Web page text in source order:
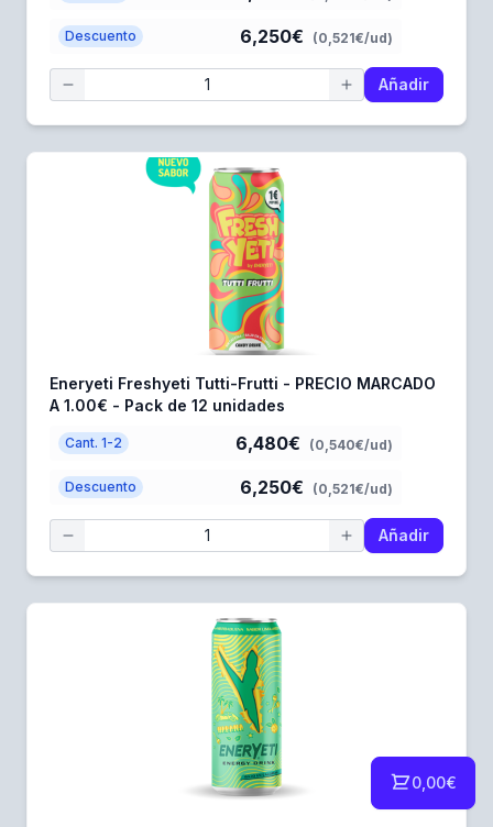
0,00€
Descuento 6,250€ (0,521€/ud)
Añadir
Eneryeti Freshyeti Tutti-Frutti - PRECIO MARCADO
A 1.00€ - Pack de 12 unidades
Cant. 1-2 6,480€ (0,540€/ud)
Descuento 6,250€ (0,521€/ud)
Añadir